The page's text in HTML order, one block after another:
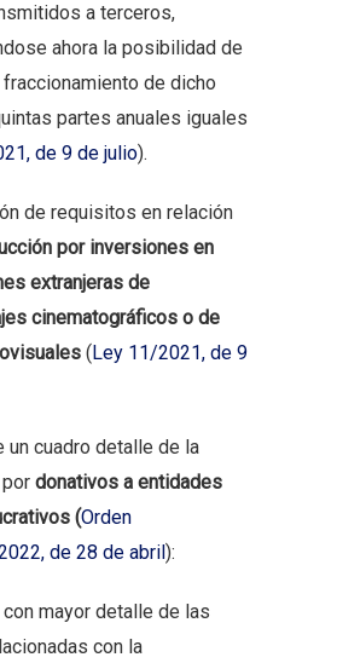
a terceros,
ahora la posibilidad de
de dicho
partes anuales iguales
de 9 de julio).
de requisitos en relación
por inversiones en
extranjeras de
cinematográficos o de
( Ley 11/2021, de 9
un cuadro detalle de la
donativos a entidades
(Orden
de 28 de abril ):
mayor detalle de las
con la